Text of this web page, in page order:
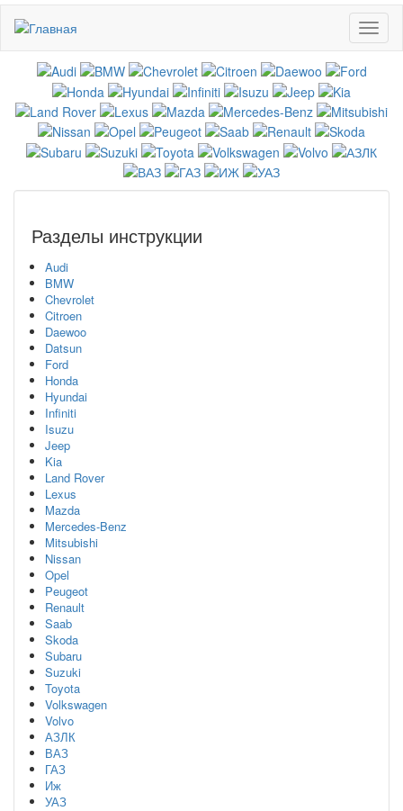
основному
содержанию
Разделы инструкции
Audi
BMW
Chevrolet
Citroen
Daewoo
Datsun
Ford
Honda
Hyundai
Infiniti
Isuzu
Jeep
Kia
Land Rover
Lexus
Mazda
Mercedes-Benz
Mitsubishi
Nissan
Opel
Peugeot
Renault
Saab
Skoda
Subaru
Suzuki
Toyota
Volkswagen
Volvo
АЗЛК
ВАЗ
ГАЗ
Иж
УАЗ